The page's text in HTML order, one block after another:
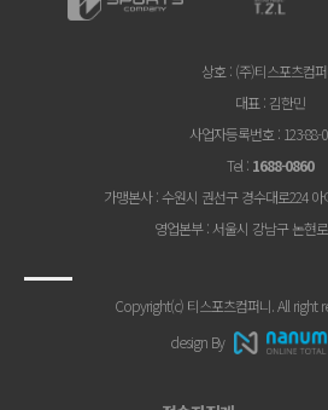
상호 : (주)티스포츠컴
대표 : 김한민
사업자등록번호 : 123-88-
Tel : 1688-0860
가맹본사: 수원시 권선구 경수대로224 아
영업본부: 서울시 강남구 논현로
Copyright(c) 티스포츠컴퍼니. All right
design By